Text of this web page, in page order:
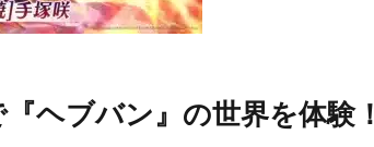
ヘブバン』の世界を体験！